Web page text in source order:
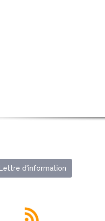
Lettre d'information